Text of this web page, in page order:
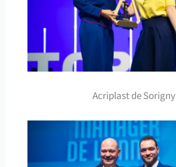
Acriplast de Sorigny